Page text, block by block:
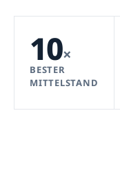
10×
BESTER
MITTELSTAND